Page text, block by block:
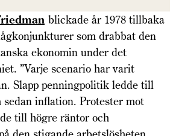
blickade år 1978 tillbaka
som drabbat den
ekonomin under det
”Varje scenario har varit
Slapp penningpolitik ledde till
inflation. Protester mot
till högre räntor och